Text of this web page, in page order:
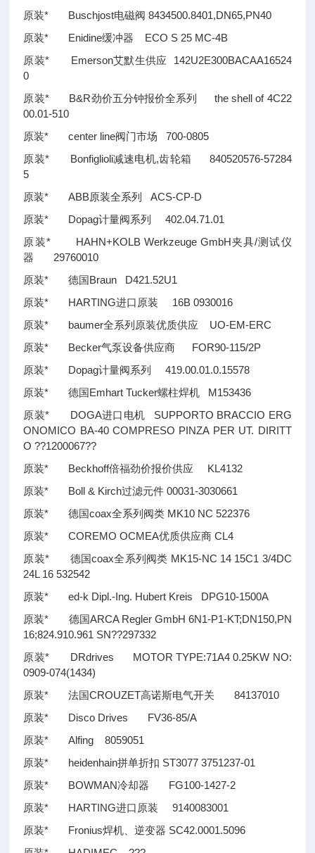
原装* Buschjost电磁阀 8434500.8401,DN65,PN40
原装* Enidine缓冲器 ECO S 25 MC-4B
原装* Emerson艾默生供应 142U2E300BACAA16524
0
原装* B&R劲价五分钟报价全系列 the shell of 4C22
00.01-510
原装* center line阀门市场 700-0805
原装* Bonfiglioli减速电机,齿轮箱 840520576-57284
5
原装* ABB原装全系列 ACS-CP-D
原装* Dopag计量阀系列 402.04.71.01
原装* HAHN+KOLB Werkzeuge GmbH夹具/测试仪
器 29760010
原装* 德国Braun D421.52U1
原装* HARTING进口原装 16B 0930016
原装* baumer全系列原装优质供应 UO-EM-ERC
原装* Becker气泵设备供应商 FOR90-115/2P
原装* Dopag计量阀系列 419.00.01.0.15578
原装* 德国Emhart Tucker螺柱焊机 M153436
原装* DOGA进口电机 SUPPORTO BRACCIO ERG
ONOMICO BA-40 COMPRESO PINZA PER UT. DIRITT
O??1200067??
原装* Beckhoff倍福劲价报价供应 KL4132
原装* Boll & Kirch过滤元件 00031-3030661
原装* 德国coax全系列阀类 MK10 NC 522376
原装* COREMO OCMEA优质供应商 CL4
原装* 德国coax全系列阀类 MK15-NC 14 15C1 3/4DC
24L 16 532542
原装* ed-k Dipl.-Ing. Hubert Kreis DPG10-1500A
原装* 德国ARCA Regler GmbH 6N1-P1-KT;DN150,PN
16;824.910.961 SN??297332
原装* DRdrives MOTOR TYPE:71A4 0.25KW NO:
0909-074(1434)
原装* 法国CROUZET高诺斯电气开关 84137010
原装* Disco Drives FV36-85/A
原装* Alfing 8059051
原装* heidenhain拼单折扣 ST3077 3751237-01
原装* BOWMAN冷却器 FG100-1427-2
原装* HARTING进口原装 9140083001
原装* Fronius焊机、逆变器 SC42.0001.5096